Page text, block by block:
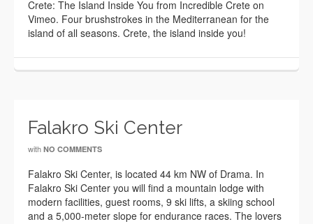
Crete: The Island Inside You from Incredible Crete on
Vimeo. Four brushstrokes in the Mediterranean for the
island of all seasons. Crete, the island inside you!
Falakro Ski Center
with NO COMMENTS
Falakro Ski Center, is located 44 km NW of Drama. In
Falakro Ski Center you will find a mountain lodge with
modern facilities, guest rooms, 9 ski lifts, a skiing school
and a 5,000-meter slope for endurance races. The lovers